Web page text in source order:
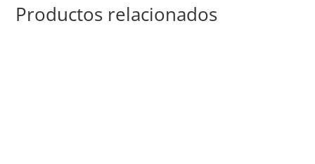
Productos relacionados